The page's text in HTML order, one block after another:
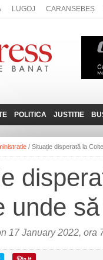
LUGOJ CARANSEBEȘ
POLITICA
EXPRESSLIVE
INTERVIURILE
JUSTITIE
/ Situație disperată la
unde
17 January 2022, ora